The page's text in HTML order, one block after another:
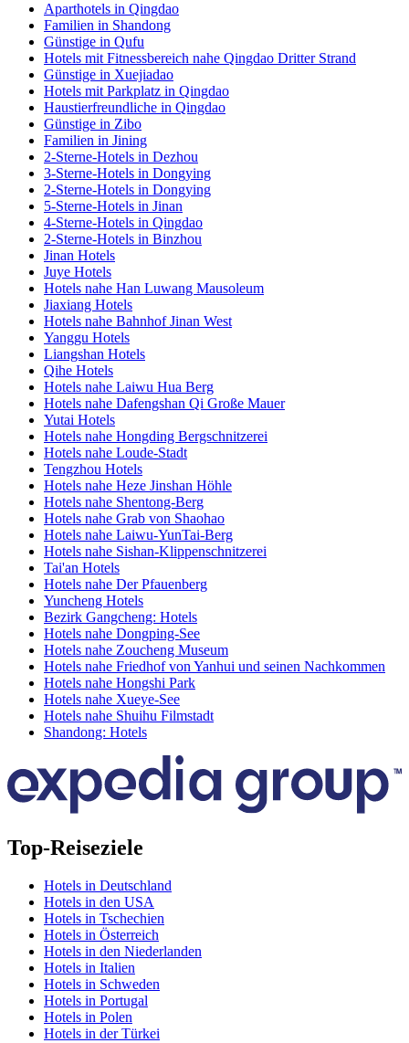
Aparthotels in Qingdao
Familien in Shandong
Günstige in Qufu
Hotels mit Fitnessbereich nahe Qingdao Dritter Strand
Günstige in Xuejiadao
Hotels mit Parkplatz in Qingdao
Haustierfreundliche in Qingdao
Günstige in Zibo
Familien in Jining
2-Sterne-Hotels in Dezhou
3-Sterne-Hotels in Dongying
2-Sterne-Hotels in Dongying
5-Sterne-Hotels in Jinan
4-Sterne-Hotels in Qingdao
2-Sterne-Hotels in Binzhou
Jinan Hotels
Juye Hotels
Hotels nahe Han Luwang Mausoleum
Jiaxiang Hotels
Hotels nahe Bahnhof Jinan West
Yanggu Hotels
Liangshan Hotels
Qihe Hotels
Hotels nahe Laiwu Hua Berg
Hotels nahe Dafengshan Qi Große Mauer
Yutai Hotels
Hotels nahe Hongding Bergschnitzerei
Hotels nahe Loude-Stadt
Tengzhou Hotels
Hotels nahe Heze Jinshan Höhle
Hotels nahe Shentong-Berg
Hotels nahe Grab von Shaohao
Hotels nahe Laiwu-YunTai-Berg
Hotels nahe Sishan-Klippenschnitzerei
Tai'an Hotels
Hotels nahe Der Pfauenberg
Yuncheng Hotels
Bezirk Gangcheng: Hotels
Hotels nahe Dongping-See
Hotels nahe Zoucheng Museum
Hotels nahe Friedhof von Yanhui und seinen Nachkommen
Hotels nahe Hongshi Park
Hotels nahe Xueye-See
Hotels nahe Shuihu Filmstadt
Shandong: Hotels
Top-Reiseziele
Hotels in Deutschland
Hotels in den USA
Hotels in Tschechien
Hotels in Österreich
Hotels in den Niederlanden
Hotels in Italien
Hotels in Schweden
Hotels in Portugal
Hotels in Polen
Hotels in der Türkei